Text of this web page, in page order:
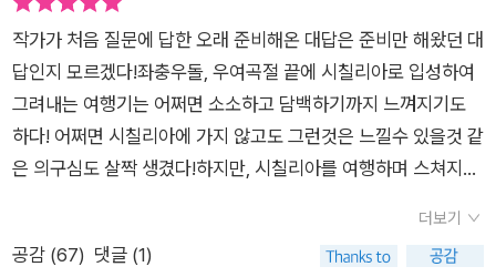
작가가 처음 질문에 답한 오래 준비해온 대답은 준비만 해왔던 대
답인지 모르겠다!좌충우돌, 우여곡절 끝에 시칠리아로 입성하여
그려내는 여행기는 어쩌면 소소하고 담백하기까지 느껴지기도
하다! 어쩌면 시칠리아에 가지 않고도 그런것은 느낄수 있을것 같
은 의구심도 살짝 생겼다!하지만, 시칠리아를 여행하며 스쳐지나
감성으로 무심한듯 세심하게 표현하는 작가의 문장, 문장은 작가
의 시칠리아 여행이 아니라면 느낌과 생각의 결이 다를 수밖에 없
더보기
공감 (67) 댓글 (1)